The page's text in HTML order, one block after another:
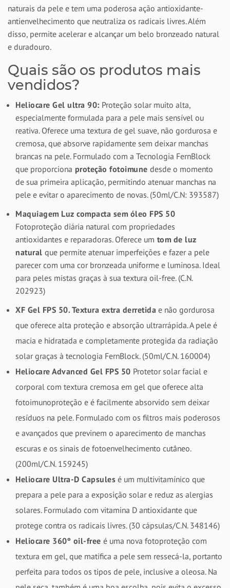
naturais da pele e tem uma poderosa ação antioxidante-
antienvelhecimento que neutraliza os radicais livres. Além
disso, permite acelerar e alcançar um belo bronzeado natural
e duradouro.
Quais são os produtos mais
vendidos?
Heliocare Gel ultra 90: Proteção solar muito alta,
especialmente formulada para a pele mais sensível ou
reativa. Oferece uma textura de gel suave, não gordurosa e
cremosa, que absorve rapidamente sem deixar manchas
brancas na pele. Formulado com a Tecnologia FernBlock
que proporciona proteção fotoimune desde o momento
de sua primeira aplicação, permitindo atenuar manchas na
pele e evitar o aparecimento de novas. (50ml/C.N: 393587)
Maquiagem Luz compacta sem óleo FPS 50
Fotoproteção diária natural com propriedades
antioxidantes e reparadoras. Oferece um tom de luz
natural que permite atenuar imperfeições e fazer a pele
parecer com uma cor bronzeada uniforme e luminosa. Ideal
para peles mistas graças à sua textura oil-free. (C.N.
202923)
XF Gel FPS 50.Textura extra derretida e não gordurosa
que oferece alta proteção e absorção ultrarrápida. A pele é
macia e hidratada e completamente protegida da radiação
solar graças à tecnologia FernBlock. (50ml/C.N. 160004)
Heliocare Advanced Gel FPS 50 Protetor solar facial e
corporal com textura cremosa em gel que oferece alta
fotoimunoproteção e é facilmente absorvido sem deixar
resíduos na pele. Formulado com os filtros mais poderosos
e avançados que previnem o aparecimento de manchas
escuras e os sinais de fotoenvelhecimento cutâneo.
(200ml/C.N. 159245)
Heliocare Ultra-D Capsules é um multivitamínico que
prepara a pele para a exposição solar e reduz as alergias
solares. Formulado com vitamina D antioxidante que
protege contra os radicais livres. (30 cápsulas/C.N. 348146)
Heliocare 360º oil-free é uma nova fotoproteção com
textura em gel, que matifica a pele sem ressecá-la, portanto
perfeita para todos os tipos de pele, inclusive a oleosa. Na